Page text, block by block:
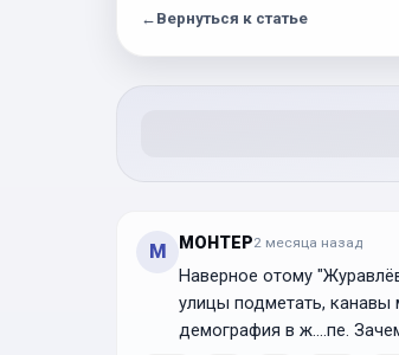
← Вернуться к статье
M MOHTEP2 месяца назад
Наверное отому
улицы подметать, канавы
демография в ж....пе.